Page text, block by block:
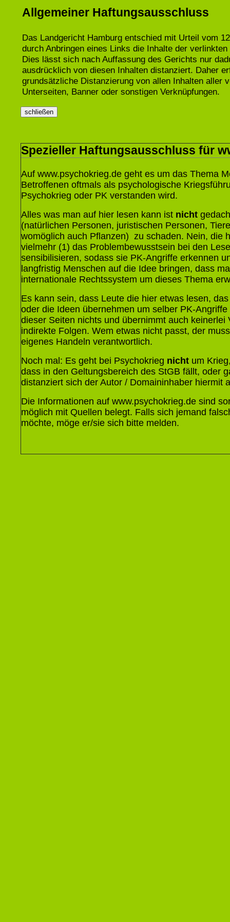
Allgemeiner Haftungsausschluss
Das Landgericht Hamburg entschied mit Urteil vom
durch Anbringen eines Links die Inhalte der
Dies lässt sich nach Auffassung des Gerichts nur
ausdrücklich von diesen Inhalten distanziert. Daher
grundsätzliche Distanzierung von allen Inhalten aller
Unterseiten, Banner oder sonstigen Verknüpfungen.
Spezieller Haftungsausschluss für
Auf www.psychokrieg.de geht es um das Thema
Betroffenen oftmals als psychologische
Psychokrieg oder PK verstanden wird.
Alles was man auf hier lesen kann ist nicht
(natürlichen Personen, juristischen Personen,
womöglich auch Pflanzen) zu schaden. Nein, die
vielmehr (1) das Problembewusstsein bei den
sensibilisieren, sodass sie PK-Angriffe erkennen
langfristig Menschen auf die Idee bringen, dass
internationale Rechtssystem um dieses Thema
Es kann sein, dass Leute die hier etwas lesen,
oder die Ideen übernehmen um selber PK-
dieser Seiten nichts und übernimmt auch
indirekte Folgen. Wem etwas nicht passt, der
eigenes Handeln verantwortlich.
Noch mal: Es geht bei Psychokrieg nicht um
dass in den Geltungsbereich des StGB fällt, oder
distanziert sich der Autor / Domaininhaber hiermit
Die Informationen auf www.psychokrieg.de sind
möglich mit Quellen belegt. Falls sich jemand
möchte, möge er/sie sich bitte melden.